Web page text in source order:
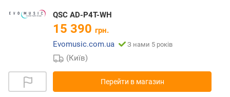
QSC AD-P4T-WH
15 390 грн.
Evomusic.com.ua
З нами 5 років
(Київ)
Перейти в магазин